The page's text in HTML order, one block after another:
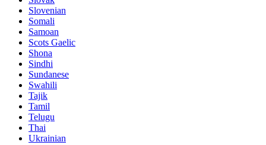
Slovenian
Somali
Samoan
Scots Gaelic
Shona
Sindhi
Sundanese
Swahili
Tajik
Tamil
Telugu
Thai
Ukrainian